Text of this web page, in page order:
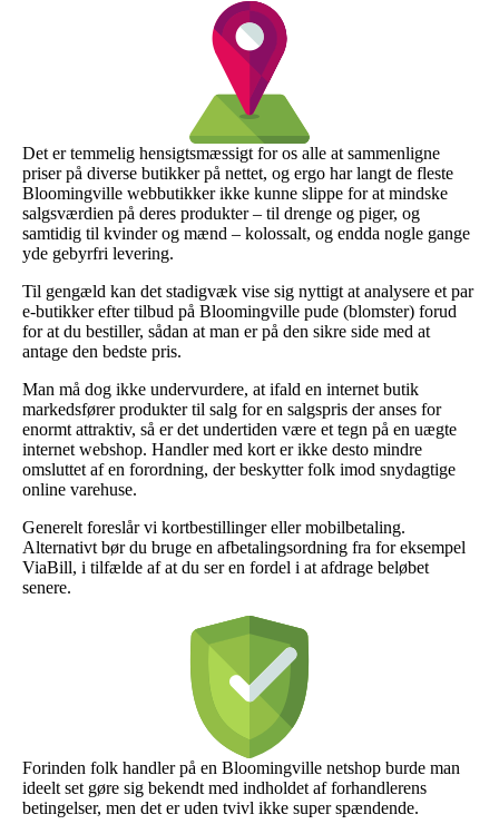
Det er temmelig hensigtsmæssigt for os alle at sammenligne
priser på diverse butikker på nettet, og ergo har langt de fleste
Bloomingville webbutikker ikke kunne slippe for at mindske
salgsværdien på deres produkter – til drenge og piger, og
samtidig til kvinder og mænd – kolossalt, og endda nogle gange
yde gebyrfri levering.
Til gengæld kan det stadigvæk vise sig nyttigt at analysere et par
e-butikker efter tilbud på Bloomingville pude (blomster) forud
for at du bestiller, sådan at man er på den sikre side med at
antage den bedste pris.
Man må dog ikke undervurdere, at ifald en internet butik
markedsfører produkter til salg for en salgspris der anses for
enormt attraktiv, så er det undertiden være et tegn på en uægte
internet webshop. Handler med kort er ikke desto mindre
omsluttet af en forordning, der beskytter folk imod snydagtige
online varehuse.
Generelt foreslår vi kortbestillinger eller mobilbetaling.
Alternativt bør du bruge en afbetalingsordning fra for eksempel
ViaBill, i tilfælde af at du ser en fordel i at afdrage beløbet
senere.
Forinden folk handler på en Bloomingville netshop burde man
ideelt set gøre sig bekendt med indholdet af forhandlerens
betingelser, men det er uden tvivl ikke super spændende.